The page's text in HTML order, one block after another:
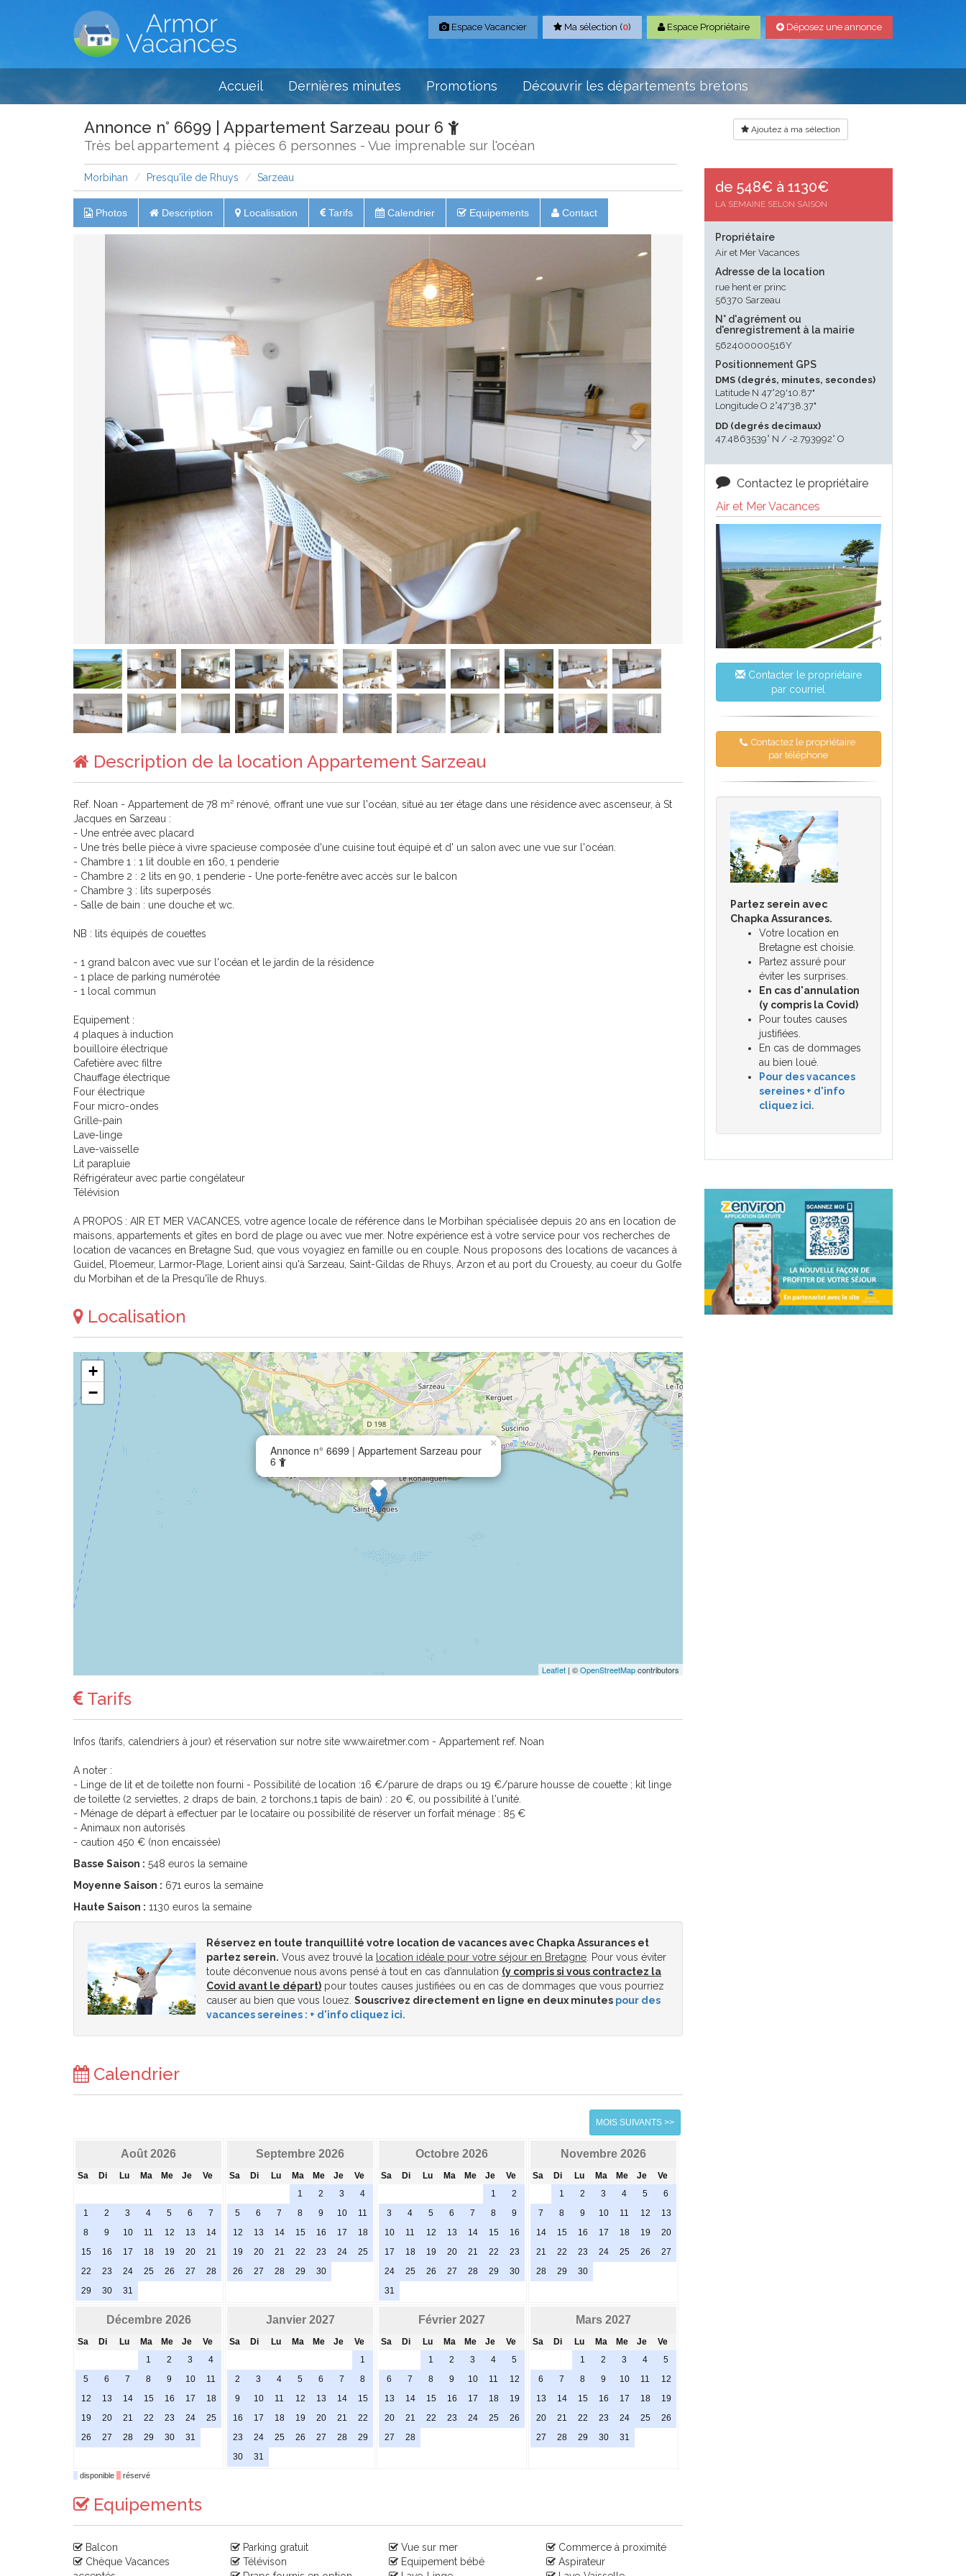
Espace Vacancier Ma sélection (0) Espace Propriétaire Déposez une annonce
Accueil Dernières minutes Promotions Découvrir les départements bretons
Annonce n° 6699 | Appartement Sarzeau pour 6
Très bel appartement 4 pièces 6 personnes - Vue imprenable sur l'océan
Ajoutez à ma sélection
Morbihan Presqu'île de Rhuys Sarzeau
Photos Description Localisation Tarifs Calendrier Equipements Contact
Description de la location Appartement Sarzeau
Ref. Noan - Appartement de 78 m² rénové, offrant une vue sur l'océan, situé au 1er étage dans une résidence avec ascenseur, à St
Jacques en Sarzeau :
- Une entrée avec placard
- Une très belle pièce à vivre spacieuse composée d'une cuisine tout équipé et d' un salon avec une vue sur l'océan.
- Chambre 1 : 1 lit double en 160, 1 penderie
- Chambre 2 : 2 lits en 90, 1 penderie - Une porte-fenêtre avec accès sur le balcon
- Chambre 3 : lits superposés
- Salle de bain : une douche et wc.
NB : lits équipés de couettes
- 1 grand balcon avec vue sur l'océan et le jardin de la résidence
- 1 place de parking numérotée
- 1 local commun
Equipement :
4 plaques à induction
bouilloire électrique
Cafetière avec filtre
Chauffage électrique
Four électrique
Four micro-ondes
Grille-pain
Lave-linge
Lave-vaisselle
Lit parapluie
Réfrigérateur avec partie congélateur
Télévision
A PROPOS : AIR ET MER VACANCES, votre agence locale de référence dans le Morbihan spécialisée depuis 20 ans en location de
maisons, appartements et gîtes en bord de plage ou avec vue mer. Notre expérience est à votre service pour vos recherches de
location de vacances en Bretagne Sud, que vous voyagiez en famille ou en couple. Nous proposons des locations de vacances à
Guidel, Ploemeur, Larmor-Plage, Lorient ainsi qu'à Sarzeau, Saint-Gildas de Rhuys, Arzon et au port du Crouesty, au coeur du Golfe
du Morbihan et de la Presqu'île de Rhuys.
Localisation
Annonce n° 6699 | Appartement Sarzeau pour
6
×
+
−
Leaflet| ©OpenStreetMapcontributors
Tarifs
Infos (tarifs, calendriers à jour) et réservation sur notre site www.airetmer.com - Appartement ref. Noan
A noter :
- Linge de lit et de toilette non fourni - Possibilité de location :16 €/parure de draps ou 19 €/parure housse de couette ; kit linge
de toilette (2 serviettes, 2 draps de bain, 2 torchons,1 tapis de bain) : 20 €, ou possibilité à l'unité.
- Ménage de départ à effectuer par le locataire ou possibilité de réserver un forfait ménage : 85 €
- Animaux non autorisés
- caution 450 € (non encaissée)
Basse Saison : 548 euros la semaine
Moyenne Saison : 671 euros la semaine
Haute Saison : 1130 euros la semaine
Réservez en toute tranquillité votre location de vacances avec Chapka Assurances et
partez serein. Vous avez trouvé la location idéale pour votre séjour en Bretagne . Pour vous éviter
toute déconvenue nous avons pensé à tout en cas d’annulation (y compris si vous contractez la
Covid avant le départ) pour toutes causes justifiées ou en cas de dommages que vous pourriez
causer au bien que vous louez. Souscrivez directement en ligne en deux minutes pour des
vacances sereines : + d'info cliquez ici.
Calendrier
MOIS SUIVANTS >>
Août 2026
Sa Di Lu Ma Me Je Ve
1 2 3 4 5 6
7
8
9 10 11 12 13
14
15
16 17 18 19 20
21
22
23 24 25 26 27
28
29
30 31
Septembre 2026
Sa Di Lu Ma Me Je
Ve
1
2 3
4
5
6 7 8 9 10
11
12
13 14 15 16 17
18
19
20 21 22 23 24
25
26
27 28 29 30
Octobre 2026
Sa Di Lu Ma Me Je
Ve
1
2
3
4 5 6 7 8
9
10
11 12 13 14 15
16
17
18 19 20 21 22
23
24
25 26 27 28 29
30
31
Novembre 2026
Sa Di Lu Ma Me Je
Ve
1
2 3 4 5
6
7
8 9 10 11 12
13
14
15 16 17 18 19
20
21
22 23 24 25 26
27
28
29 30
Décembre 2026
Sa Di Lu Ma Me Je
Ve
1
2 3
4
5
6 7 8 9 10
11
12
13 14 15 16 17
18
19
20 21 22 23 24
25
26
27 28 29 30 31
Janvier 2027
Sa Di Lu Ma Me Je
Ve
1
2
3 4 5 6 7
8
9
10 11 12 13 14
15
16
17 18 19 20 21
22
23
24 25 26 27 28
29
30
31
Février 2027
Sa Di Lu Ma Me Je
Ve
1
2 3 4
5
6
7 8 9 10 11
12
13
14 15 16 17 18
19
20
21 22 23 24 25
26
27
28
Mars 2027
Sa Di Lu Ma Me Je
Ve
1
2 3 4
5
6
7 8 9 10 11
12
13
14 15 16 17 18
19
20
21 22 23 24 25
26
27
28 29 30 31
disponible réservé
Equipements
Balcon Parking gratuit Vue sur mer
Commerce à proximité
Chèque Vacances
Télévison Equipement bébé
Aspirateur
de 548€ à 1130€
LA SEMAINE SELON SAISON
Propriétaire
Air et Mer Vacances
Adresse de la location
rue hent er princ
56370 Sarzeau
N° d'agrément ou
d'enregistrement à la mairie
562400000516Y
Positionnement GPS
DMS (degrés, minutes, secondes)
Latitude N 47°29'10.87"
Longitude O 2°47'38.37"
DD (degrés decimaux)
47.4863539° N / -2.793992° O
Contactez le propriétaire
Air et Mer Vacances
Contacter le propriétaire
par courriel
Contactez le propriétaire
par téléphone
Partez serein avec
Chapka Assurances.
Votre location en
Bretagne est choisie.
Partez assuré pour
éviter les surprises.
En cas d'annulation
(y compris la Covid)
Pour toutes causes
justifiées.
En cas de dommages
au bien loué.
Pour des vacances
sereines + d'info
cliquez ici.